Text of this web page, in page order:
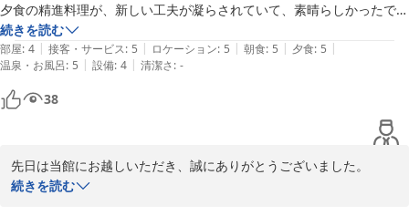
夕食の精進料理が、新しい工夫が凝らされていて、素晴らしかったで
す。
機会があれば、食事のためだけでも立ち寄りたいと思いました。
続きを読む
部屋: 4 | 接客・サービス: 5 | ロケーション: 5 | 朝食: 5 | 夕食: 5 |
温泉・お風呂: 5 | 設備: 4 | 清潔さ: -
38
先日は当館にお越しいただき、誠にありがとうございました。
館内設備はできる範囲で少しずつ改修を行っております。気に入っ
続きを読む